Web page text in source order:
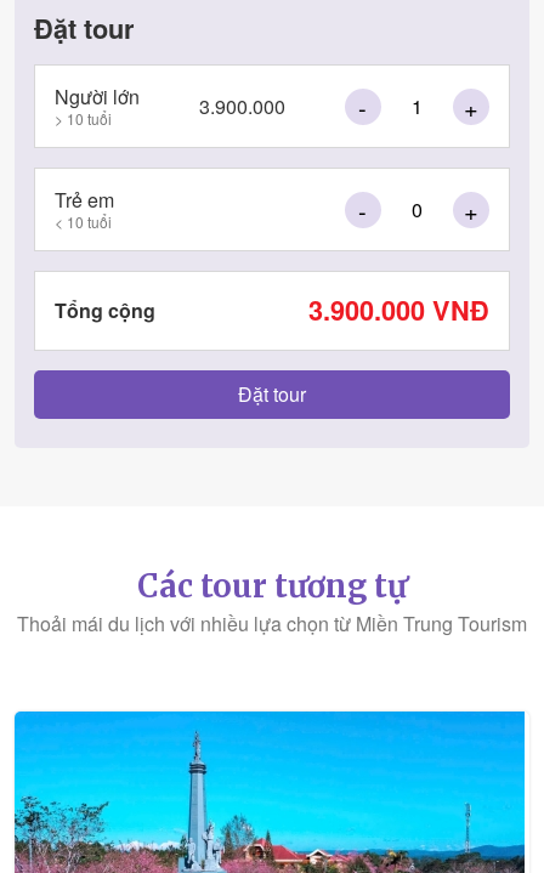
Đặt tour
Người lớn
> 10 tuổi 3.900.000 - +
Trẻ em
< 10 tuổi - +
Tổng cộng 3.900.000VNĐ
Các tour tương tự
Thoải mái du lịch với nhiều lựa chọn từ Miền Trung Tourism